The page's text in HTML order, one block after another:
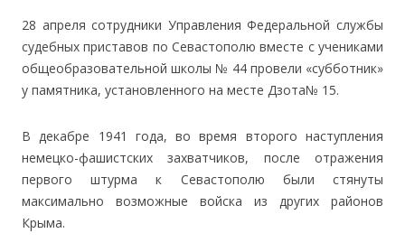
28 апреля сотрудники Управления Федеральной службы
судебных приставов по Севастополю вместе с учениками
общеобразовательной школы № 44 провели «субботник»
у памятника, установленного на месте Дзота№ 15.
В декабре 1941 года, во время второго наступления
немецко-фашистских захватчиков, после отражения
первого штурма к Севастополю были стянуты
максимально возможные войска из других районов
Крыма.